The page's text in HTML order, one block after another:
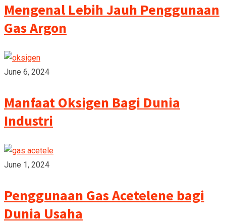
Mengenal Lebih Jauh Penggunaan
Gas Argon
June 6, 2024
Manfaat Oksigen Bagi Dunia
Industri
June 1, 2024
Penggunaan Gas Acetelene bagi
Dunia Usaha